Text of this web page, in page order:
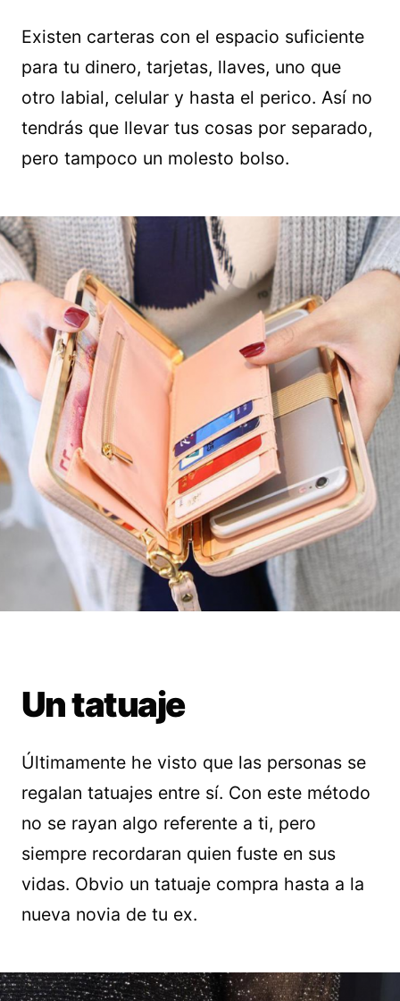
Existen carteras con el espacio suficiente
para tu dinero, tarjetas, llaves, uno que
otro labial, celular y hasta el perico. Así no
tendrás que llevar tus cosas por separado,
pero tampoco un molesto bolso.
Un tatuaje
Últimamente he visto que las personas se
regalan tatuajes entre sí. Con este método
no se rayan algo referente a ti, pero
siempre recordaran quien fuste en sus
vidas. Obvio un tatuaje compra hasta a la
nueva novia de tu ex.